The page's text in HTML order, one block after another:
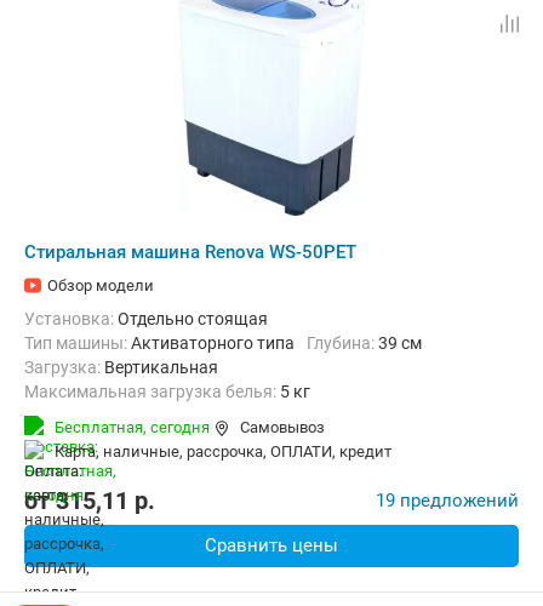
Стиральная машина Renova WS-50PET
Обзор модели
Установка:Отдельно стоящая
Тип машины:Активаторного типа Глубина:39 см
загрузка: Вертикальная
Максимальная загрузка белья: 5 кг
Класс энергопотребления:
Дополнительные функции:
Ширина:65 см
Бесплатная, сегодня
Самовывоз
карта, наличные, рассрочка, ОПЛАТИ, кредит
от315,11 p. 19 предложений
Сравнить цены